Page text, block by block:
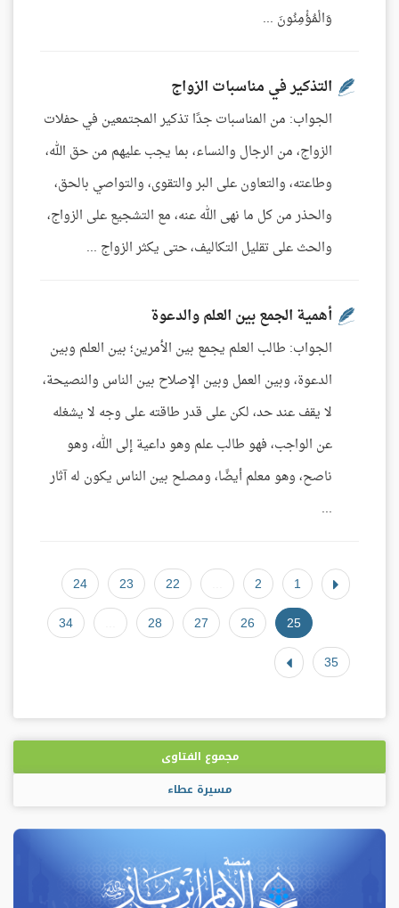
وَالْمُؤْمِنُونَ ...
التذكير في مناسبات الزواج
الجواب: من المناسبات جدًا تذكير المجتمعين في حفلات
الزواج، من الرجال والنساء، بما يجب عليهم من حق الله،
وطاعته، والتعاون على البر والتقوى، والتواصي بالحق،
والحذر من كل ما نهى الله عنه، مع التشجيع على الزواج،
والحث على تقليل التكاليف، حتى يكثر الزواج ...
أهمية الجمع بين العلم والدعوة
الجواب: طالب العلم يجمع بين الأمرين؛ بين العلم وبين
الدعوة، وبين العمل وبين الإصلاح بين الناس والنصيحة،
لا يقف عند حد، لكن على قدر طاقته على وجه لا يشغله
عن الواجب، فهو طالب علم وهو داعية إلى الله، وهو
ناصح، وهو معلم أيضًا، ومصلح بين الناس يكون له آثار
...
1
2
22
23
24
25
26
27
28
34
35
مجموع الفتاوى
مسيرة عطاء